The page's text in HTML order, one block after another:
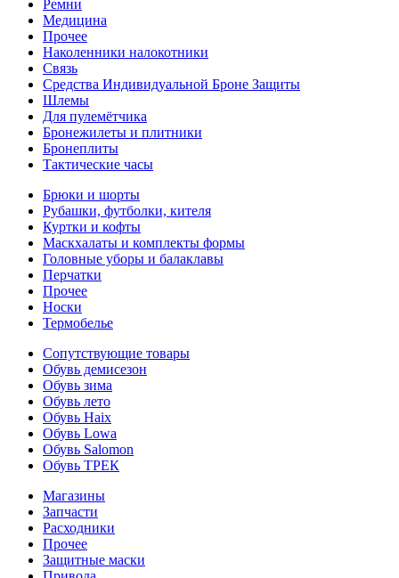
Ремни
Медицина
Прочее
Наколенники налокотники
Связь
Средства Индивидуальной Броне Защиты
Шлемы
Для пулемётчика
Бронежилеты и плитники
Бронеплиты
Тактические часы
Брюки и шорты
Рубашки, футболки, кителя
Куртки и кофты
Маскхалаты и комплекты формы
Головные уборы и балаклавы
Перчатки
Прочее
Носки
Термобелье
Сопутствующие товары
Обувь демисезон
Обувь зима
Обувь лето
Обувь Haix
Обувь Lowa
Обувь Salomon
Обувь ТРЕК
Магазины
Запчасти
Расходники
Прочее
Защитные маски